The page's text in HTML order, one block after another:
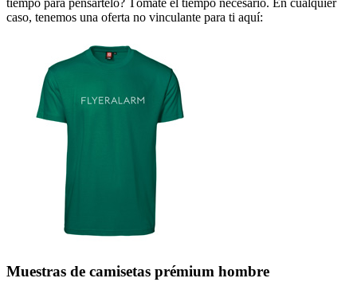
tiempo para pensártelo? Tómate el tiempo necesario. En cualquier
caso, tenemos una oferta no vinculante para ti aquí:
Muestras de camisetas prémium hombre